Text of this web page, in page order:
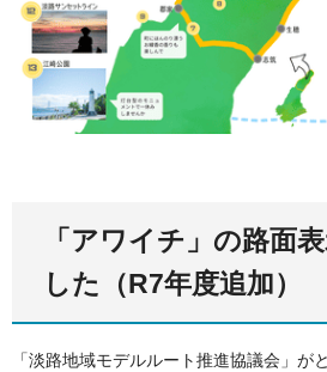
「アワイチ」の路面
した（R7年度追加）
「淡路地域モデルルート推進協議会」が